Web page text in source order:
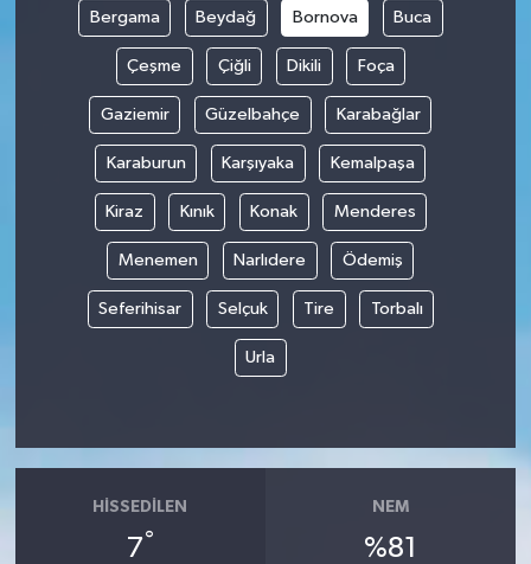
Bergama Beydağ Bornova Buca
Çeşme Çiğli Dikili Foça
Gaziemir Güzelbahçe Karabağlar
Karaburun Karşıyaka Kemalpaşa
Kiraz Kınık Konak Menderes
Menemen Narlıdere Ödemiş
Seferihisar Selçuk Tire Torbalı
Urla
HISSEDILEN
7°
NEM
%81